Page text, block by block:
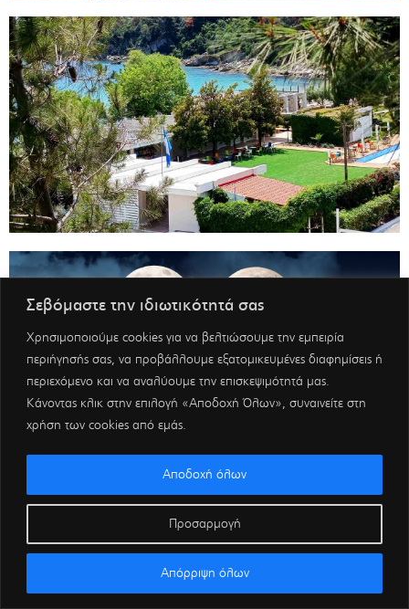
Σεβόμαστε την ιδιωτικότητά σας
Χρησιμοποιούμε cookies για να βελτιώσουμε την εμπειρία
περιήγησής σας, να προβάλλουμε εξατομικευμένες διαφημίσεις ή
περιεχόμενο και να αναλύουμε την επισκεψιμότητά μας.
Κάνοντας κλικ στην επιλογή «Αποδοχή Όλων», συναινείτε στη
χρήση των cookies από εμάς.
Προσαρμογή
Απόρριψη όλων
Αποδοχή όλων